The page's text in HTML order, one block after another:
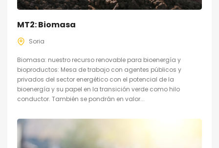
MT2: Biomasa
Soria
Biomasa: nuestro recurso renovable para bioenergía y
bioproductos: Mesa de trabajo con agentes públicos y
privados del sector energético con el potencial de la
bioenergía y su papel en la transición verde como hilo
conductor. También se pondrán en valor...